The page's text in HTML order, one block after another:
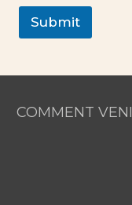
Submit
COMMENT